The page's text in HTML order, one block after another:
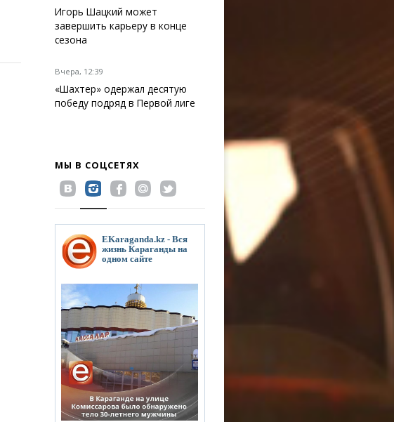
Игорь Шацкий может
завершить карьеру в конце
сезона
Вчера, 12:39
«Шахтер» одержал десятую
победу подряд в Первой лиге
МЫ В СОЦСЕТЯХ
EKaraganda.kz - Вся
жизнь Караганды на
одном сайте